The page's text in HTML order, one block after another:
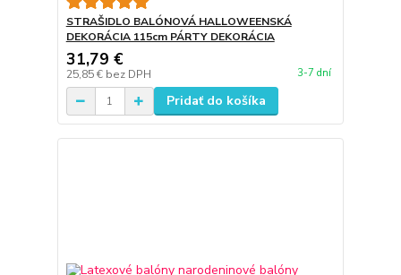
STRAŠIDLO BALÓNOVÁ HALLOWEENSKÁ
DEKORÁCIA 115cm PÁRTY DEKORÁCIA
31,79 €
25,85 € bez DPH 3-7 dní
Pridať do košíka